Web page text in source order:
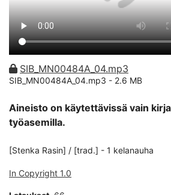
SIB_MN00484A_04.mp3
SIB_MN00484A_04.mp3 - 2.6 MB
Aineisto on käytettävissä vain
työasemilla.
[Stenka Rasin] / [trad.] - 1 kelanauha
In Copyright 1.0